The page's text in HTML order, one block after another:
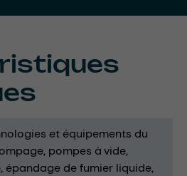
et équipements du
pompes à vide
épandage de fumier liquide